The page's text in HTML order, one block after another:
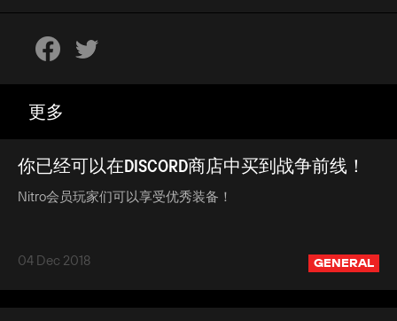
更多
你已经可以在DISCORD商店中买到战争前线！
Nitro会员玩家们可以享受优秀装备！
04 Dec 2018 GENERAL